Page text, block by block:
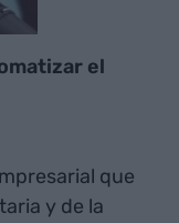
el
que
y de la